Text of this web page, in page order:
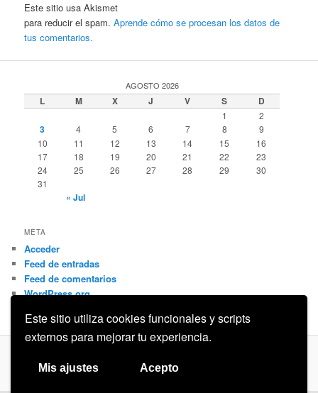
Este sitio utiliza cookies funcionales y scripts
externos para mejorar tu experiencia.
Mis ajustes Acepto
Este sitio usa Akismet
para reducir el spam.Aprende cómo se procesan los datos de
tus comentarios.
AGOSTO 2026
L M X J V S D
1 2
3 4 5 6 7 8
9
10
11 12 13 14 15
16
17
18 19 20 21 22
23
24
25 26 27 28 29
30
31
« Jul
META
Acceder
Feed de entradas
Feed de comentarios
WordPress.org
Privacidad Funciona gracias a WordPress